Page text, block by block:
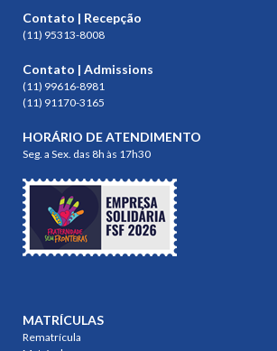
Contato | Recepção
(11) 95313-8008
Contato | Admissions
(11) 99616-8981
(11) 91170-3165
HORÁRIO DE ATENDIMENTO
Seg. a Sex. das 8h às 17h30
MATRÍCULAS
Rematrícula